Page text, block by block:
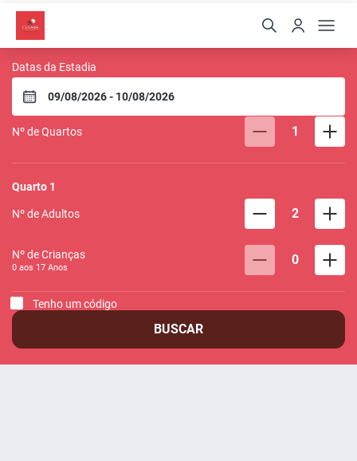
Pousada Oasis
Datas da Estadia
Nº de Quartos 1
Quarto 1
Nº de Adultos 2
Nº de Crianças
0 aos 17 Anos 0
Tenho um código
BUSCAR